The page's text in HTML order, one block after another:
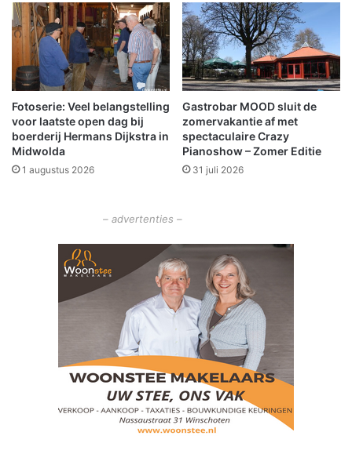
a
r
e
n
d
o
o
r
b
Fotoserie: Veel belangstelling
voor laatste open dag bij
boerderij Hermans Dijkstra in
Midwolda
1 augustus 2026
Gastrobar MOOD sluit de
zomervakantie af met
spectaculaire Crazy
Pianoshow – Zomer Editie
31 juli 2026
– advertenties –